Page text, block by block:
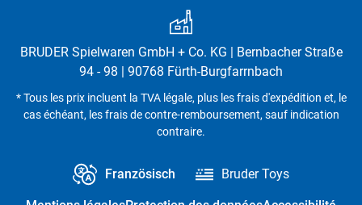
BRUDER Spielwaren GmbH + Co. KG | Bernbacher Straße
94 - 98 | 90768 Fürth-Burgfarrnbach
* Tous les prix incluent la TVA légale, plus les frais d'expédition et, le
cas échéant, les frais de contre-remboursement, sauf indication
contraire.
Französisch Bruder Toys